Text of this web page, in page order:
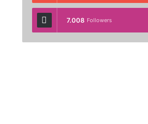
7.008 Followers